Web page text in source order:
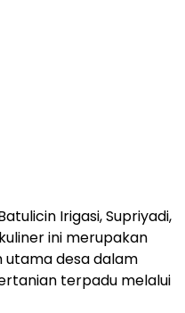
Irigasi, Supriyadi,
ini merupakan
desa dalam
terpadu melalui